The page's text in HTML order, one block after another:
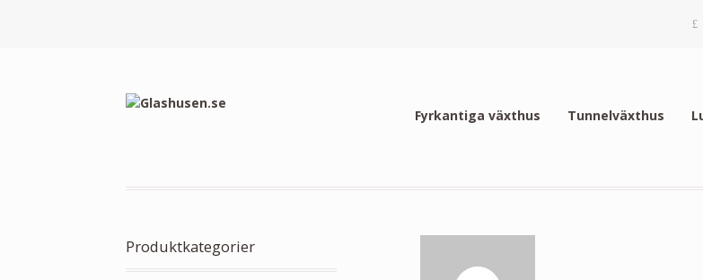
Fyrkantiga växthus Tunnelväxthus
Produktkategorier